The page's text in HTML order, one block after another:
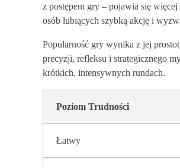
z postępem gry – pojawia się
osób lubiących szybką akcję i
Popularność gry wynika z jej
precyzji, refleksu i strategicznego
krótkich, intensywnych rundach.
Poziom Trudności
Łatwy